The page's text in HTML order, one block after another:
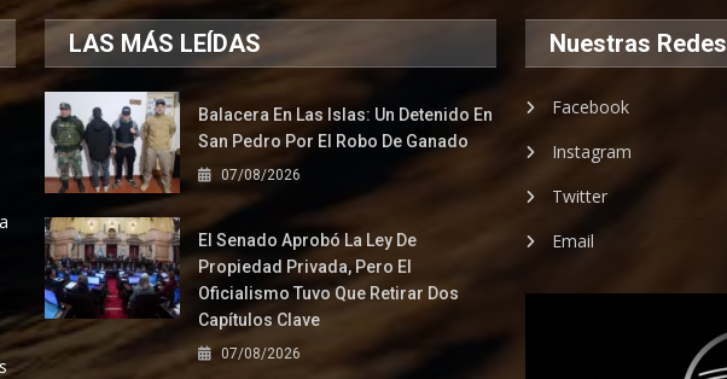
LAS MÁS LEÍDAS
Balacera En Las Islas: Un Detenido En
San Pedro Por El Robo De Ganado
07/08/2026
El Senado Aprobó La Ley De
Propiedad Privada, Pero El
Oficialismo Tuvo Que Retirar Dos
Capítulos Clave
07/08/2026
Nuestras Redes
Facebook
Instagram
Twitter
Email